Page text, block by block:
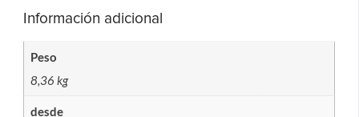
Información adicional
Peso
8,36 kg
desde